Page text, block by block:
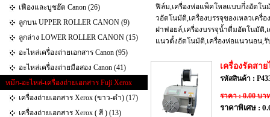
เฟืองและบูชฮ๊ต Canon (26)
ลูกบน UPPER ROLLER CANON (9)
ลูกล่าง LOWER ROLLER CANON (15)
อะไหล่เครื่องถ่ายเอกสาร Canon (95)
อะไหล่เครื่องถ่ายมือสอง Canon (41)
หมึก-อะไหล่-เครื่องถ่ายเอกสาร Fuji Xerox
เครื่องถ่ายเอกสาร Xerox (ขาว-ดำ) (17)
เครื่องถ่ายเอกสาร Xerox ( สี ) (13)
ฟิล์ม,เครื่องห่อแพ็คโหลแบบกึ่งอัตโน
วอัตโนมัติ,เครื่องบรรจุของเหลวเครื่
ฝาฟอยล์,เครื่องบรรจุน้ำดื่มอัตโนมัติ,
แนวตั้งอัตโนมัติ,เครื่องห่อแนวนอน,รั
เครื่องรัดสา
รหัสสินค้า :
ราคา : 0.00 บา
ราคาพิเศษ :